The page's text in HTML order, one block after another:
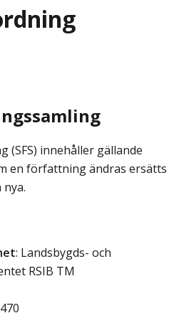
(SFS) innehåller gällande
en författning ändras ersätts
: Landsbygds- och
RSIB TM